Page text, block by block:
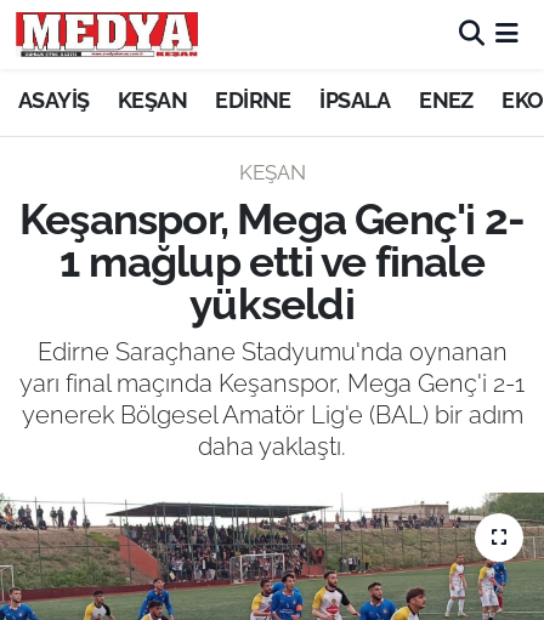
ASAYİŞ KEŞAN EDİRNE İPSALA ENEZ
KEŞAN
Keşanspor, Mega Genç'i 2-
1 mağlup etti ve finale
yükseldi
Edirne Saraçhane Stadyumu'nda oynanan
yarı final maçında Keşanspor, Mega Genç'i 2-1
yenerek Bölgesel Amatör Lig'e (BAL) bir adım
daha yaklaştı.
KEŞAN
ASAYİŞ
SİYASET
GÜNDEM
EKONOMİ
EĞİTİM
TARIM VE HAYVANCILIK